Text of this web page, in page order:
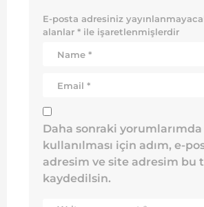
E-posta adresiniz
alanlar * ile işaretlenmişlerdir
Daha sonraki yorumlarımda
kullanılması için adım, e-
adresim ve site adresim bu
kaydedilsin.